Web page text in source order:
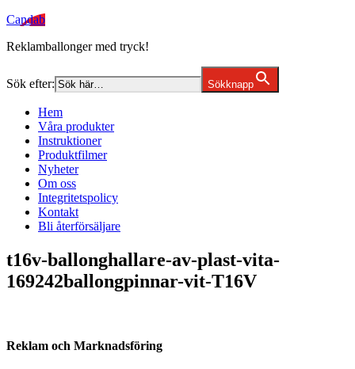
Candab
Reklamballonger med tryck!
Sök efter: Sökknapp
Hem
Våra produkter
Instruktioner
Produktfilmer
Nyheter
Om oss
Integritetspolicy
Kontakt
Bli återförsäljare
t16v-ballonghallare-av-plast-vita-
169242ballongpinnar-vit-T16V
Reklam och Marknadsföring